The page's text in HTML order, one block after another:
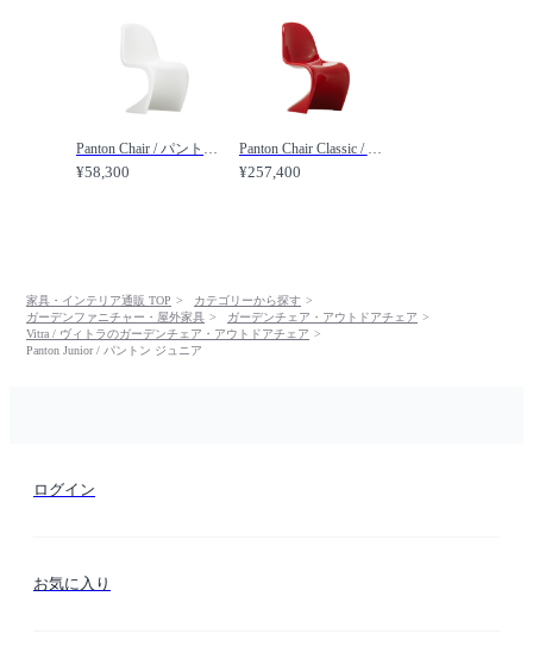
Panton Chair / パントン チェア /
¥58,300
Panton Chair Classic / パントン チェア クラシック /
¥257,400
家具・インテリア通販 TOP
カテゴリーから探す
ガーデンファニチャー・屋外家具
ガーデンチェア・アウトドアチェア
Vitra / ヴィトラのガーデンチェア・アウトドアチェア
Panton Junior / パントン ジュニア
ログイン
お気に入り